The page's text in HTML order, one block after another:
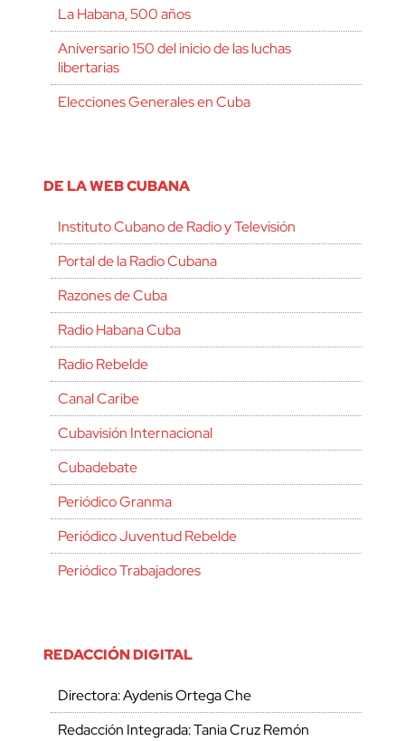
La Habana, 500 años
Aniversario 150 del inicio de las luchas
libertarias
Elecciones Generales en Cuba
DE LA WEB CUBANA
Instituto Cubano de Radio y Televisión
Portal de la Radio Cubana
Razones de Cuba
Radio Habana Cuba
Radio Rebelde
Canal Caribe
Cubavisión Internacional
Cubadebate
Periódico Granma
Periódico Juventud Rebelde
Periódico Trabajadores
REDACCIÓN DIGITAL
Directora: Aydenis Ortega Che
Redacción Integrada: Tania Cruz Remón